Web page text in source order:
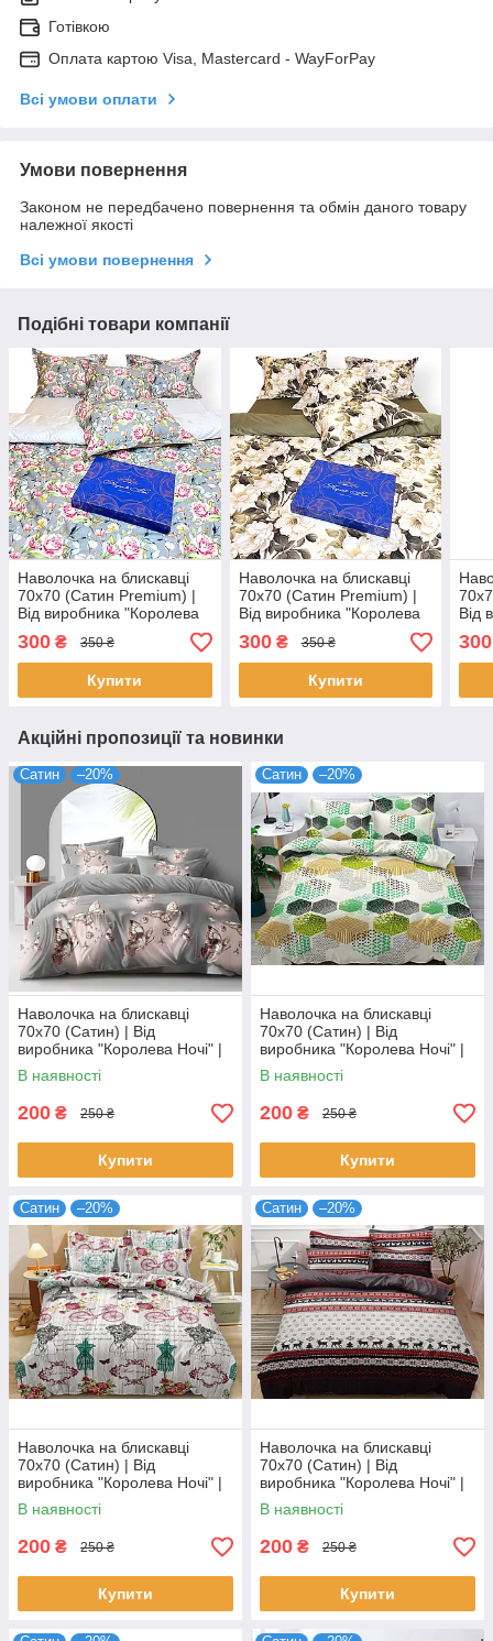
Готівкою
Оплата картою Visa, Mastercard - WayForPay
Всі умови оплати
Умови повернення
Законом не передбачено повернення та обмін даного товару
належної якості
Всі умови повернення
Подібні товари компанії
Наволочка на блискавці
70х70 (Сатин Premium) |
Від виробника "Королева
Ночі" | Квіти на сірому
300 ₴ 350 ₴
Купити
Наволочка на блискавці
70х70 (Сатин Premium) |
Від виробника "Королева
Ночі" | Квіти на світлому та
оливковому
300₴ 350 ₴
Купити
Від
300
Акційні пропозиції та новинки
Сатин –20%
Наволочка на блискавці
70х70 (Сатин) | Від
виробника "Королева Ночі" |
Метелики на сірому
В наявності
200 ₴ 250 ₴
Купити
Сатин –20%
Наволочка на блискавці
70х70 (Сатин) | Від
виробника "Королева Ночі" |
Різнокольорова абстракція на
світлому
В наявності
200 ₴ 250 ₴
Купити
Сатин –20%
Наволочка на блискавці
70х70 (Сатин) | Від
виробника "Королева Ночі" |
Різнокольорова абстракція,
Ейфелева вежа
В наявності
200 ₴ 250 ₴
Купити
Сатин –20%
Наволочка на блискавці
70х70 (Сатин) | Від
виробника "Королева Ночі" |
Новорічний орнамент,
сніжинки, олені
В наявності
200 ₴ 250 ₴
Купити